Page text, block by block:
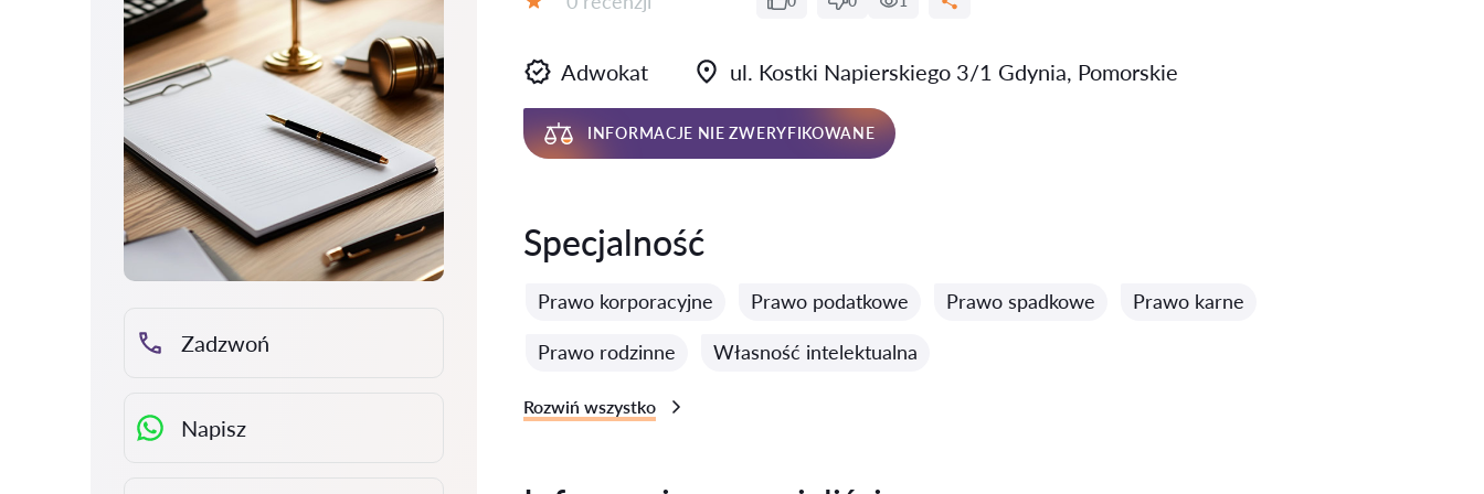
Zadzwoń
Napisz
Adwokat ul. Kostki Napierskiego 3/1 Gdynia, Pomorskie
INFORMACJE NIE ZWERYFIKOWANE
Specjalność
Prawo korporacyjne Prawo podatkowe Prawo spadkowe Prawo karne
Prawo rodzinne Własność intelektualna
Rozwiń wszystko